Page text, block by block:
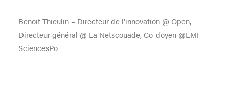
Benoit Thieulin – Directeur de l’innovation @ Open,
Directeur général @ La Netscouade, Co-doyen @EMI-
SciencesPo